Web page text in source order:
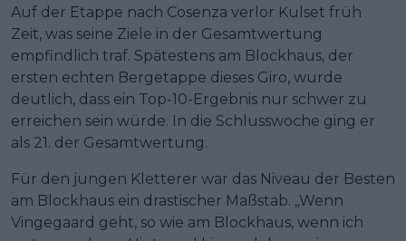
Auf der Etappe nach Cosenza verlor Kulset früh
Zeit, was seine Ziele in der Gesamtwertung
empfindlich traf. Spätestens am Blockhaus, der
ersten echten Bergetappe dieses Giro, wurde
deutlich, dass ein Top-10-Ergebnis nur schwer zu
erreichen sein würde. In die Schlusswoche ging er
als 21. der Gesamtwertung.
Für den jungen Kletterer war das Niveau der Besten
am Blockhaus ein drastischer Maßstab. „Wenn
Vingegaard geht, so wie am Blockhaus, wenn ich